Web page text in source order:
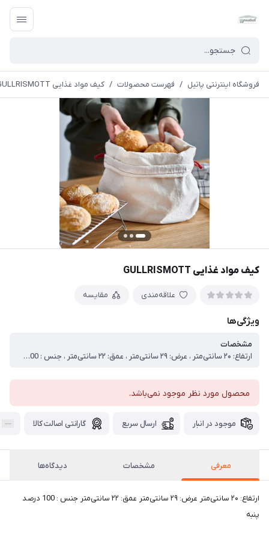
فروشگاه اینترنتی پاتیل / فهرست محصولات / کیف مواد غذایی GULLRISMOTT
کیف مواد غذایی GULLRISMOTT
علاقه‌مندی مقایسه
ویژگی‌ها
مشخصات
ارتفاع: ۲۰ سانتی‌متر ، عرض: ۲۹ سانتی‌متر ، عمق: ۲۲ سانتی‌متر ، جنس : 100 درصد پنبه ، حداکثر ۵٪ آبرفتگی. ، با دست بشویید، حداکثر ۴۰ درجه سانتیگراد. ، از سفیدکننده استفاده نکنید. ، در خشک‌کن ماشین لباسشویی، دمای پایین (حداکثر ۶۰ درجه سانتیگراد). ، اتو، حداکثر ۱۵۰ درجه سانتیگراد. ، از پشت اتو کنید. ، این کیسه پارچه‌ای، سطح ترد و مغز انعطاف‌پذیر نان را حفظ می‌کند. کیسه را بشویید و بارها و بارها از آن استفاده کنید، آن را تا شده نگهداری کنید ، فضایی اشغال نمیکند – مخصوص مواد خشک و سبزیجات ریشه‌ای ، نان و شیرینی‌های خانگی را در این کیسه نگهداری کنید . ، سطح ترد نان را حفظ می‌کند و از نرم و خمیر شدن آن جلوگیری می‌کند زیرا پارچه اجازه گردش هوا را می‌دهد. ، قابل آویزان کردن است .
محصول مورد نظر موجود نمی‌باشد.
موجود در انبار ارسال سریع گارانتی اصالت کالا
معرفی مشخصات دیدگاه‌ها
ارتفاع: ۲۰ سانتی‌متر عرض: ۲۹ سانتی‌متر عمق: ۲۲ سانتی‌متر جنس : 100 درصد
پنبه